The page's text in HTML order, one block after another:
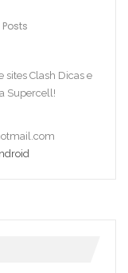
sites Clash Dicas e
Supercell!